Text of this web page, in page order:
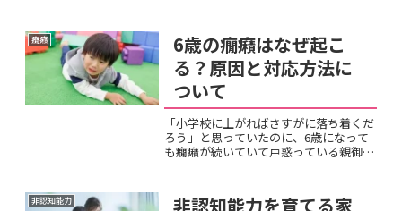
のではなく、子どもが自然に片付けたく
なる環境をつくることが基...
癇癪
6歳の癇癪はなぜ起こ
る？原因と対応方法に
ついて
「小学校に上がればさすがに落ち着くだ
ろう」と思っていたのに、6歳になって
も癇癪が続いていて戸惑っている親御さ
なぜまだ癇癪を起こすのか。6歳の癇癪
非認知能力
非認知能力を育てる家